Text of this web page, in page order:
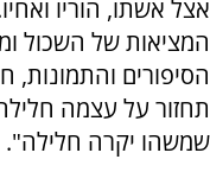
אצל אשתו, הוריו
המציאות של השכול
הסיפורים
תחזור על עצמה
שמשהו יקרה חלילה".